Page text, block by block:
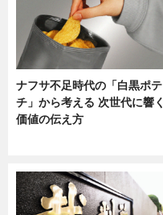
ナフサ不足時代の「白黒ポテ
チ」から考える 次世代に響く
価値の伝え方